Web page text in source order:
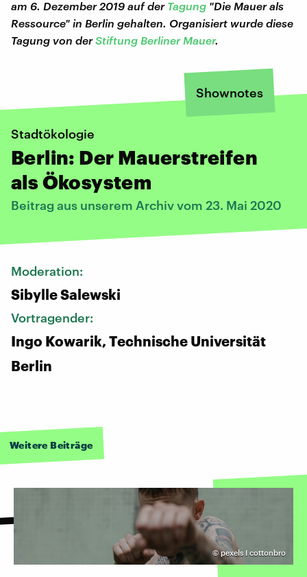
am 6. Dezember 2019 auf der Tagung "Die Mauer als
Ressource" in Berlin gehalten. Organisiert wurde diese
Tagung von derStiftung Berliner Mauer.
Shownotes
Stadtökologie
Berlin: Der Mauerstreifen
als Ökosystem
Beitrag aus unserem Archiv vom 23. Mai 2020
Moderation:
Sibylle Salewski
Vortragender:
Ingo Kowarik, Technische Universität
Berlin
Weitere Beiträge
©pexels I cottonbro